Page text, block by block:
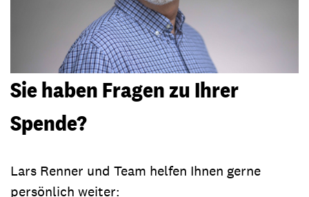
Sie haben Fragen zu Ihrer
Spende?
Lars Renner und Team helfen Ihnen gerne
persönlich weiter: